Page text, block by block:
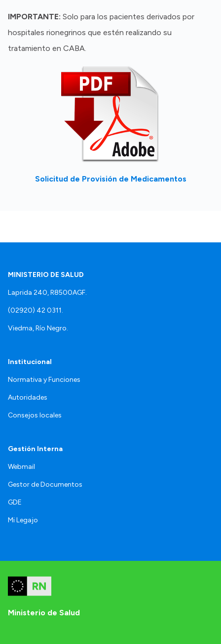
IMPORTANTE: Solo para los pacientes derivados por
hospitales rionegrinos que estén realizando su
tratamiento en CABA.
Solicitud de Provisión de Medicamentos
MINISTERIO DE SALUD
Laprida 240, R8500AGF.
(02920) 42 0311.
Viedma, Río Negro.
Institucional
Normativa y Funciones
Autoridades
Consejos locales
Gestión Interna
Webmail
Gestor de Documentos
GDE
Mi Legajo
Ministerio de Salud